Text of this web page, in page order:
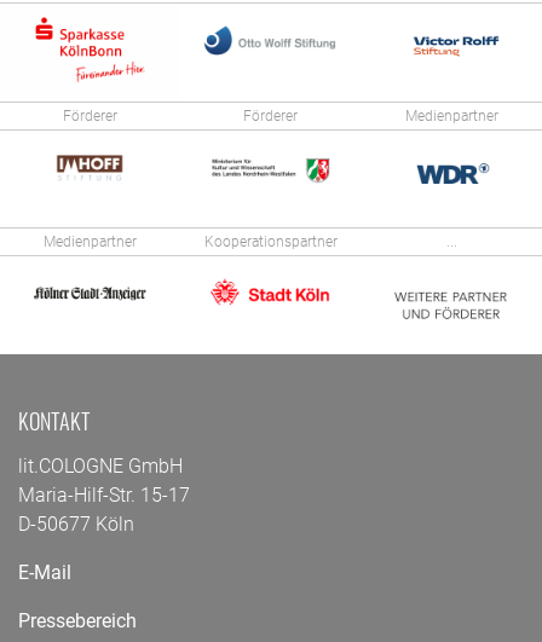
Förderer Förderer Medienpartner
Medienpartner Kooperationspartner ...
KONTAKT
lit.COLOGNE GmbH
Maria-Hilf-Str. 15-17
D-50677 Köln
E-Mail
Pressebereich